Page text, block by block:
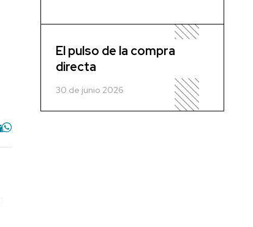
El pulso de la compra
directa
30 de junio 2026